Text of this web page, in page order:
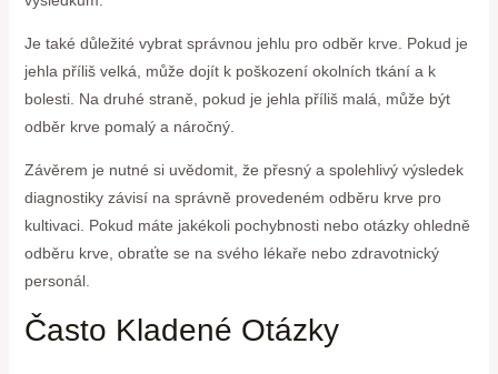
Je také důležité vybrat správnou jehlu pro odběr krve. Pokud je
jehla příliš velká, může dojít k poškození okolních tkání a k
bolesti. Na druhé straně, pokud je jehla příliš malá, může být
odběr krve pomalý a náročný.
Závěrem je nutné si uvědomit, že přesný a spolehlivý výsledek
diagnostiky závisí na správně provedeném odběru krve pro
kultivaci. Pokud máte jakékoli pochybnosti nebo otázky ohledně
odběru krve, obraťte se na svého lékaře nebo zdravotnický
personál.
Často Kladené Otázky